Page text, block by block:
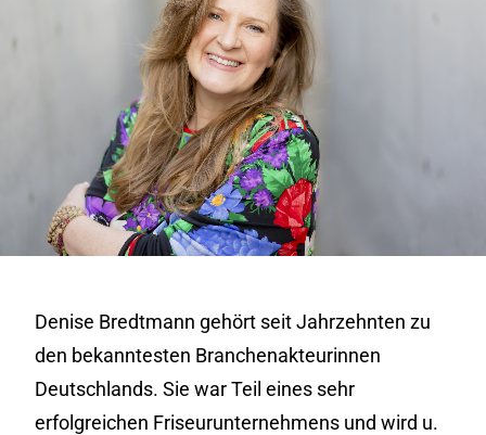
Denise Bredtmann gehört seit Jahrzehnten zu
den bekanntesten Branchenakteurinnen
Deutschlands. Sie war Teil eines sehr
erfolgreichen Friseurunternehmens und wird u.